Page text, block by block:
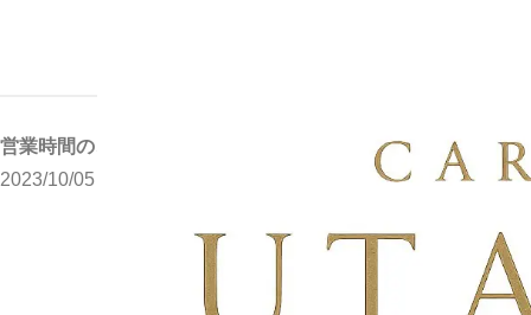
営業時間のご案内
2023/10/05